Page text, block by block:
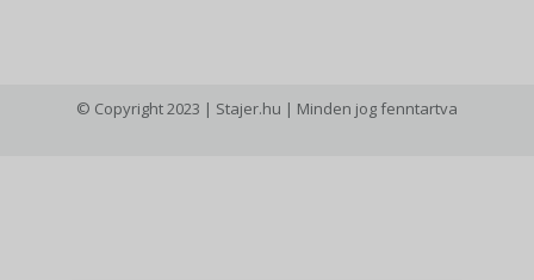
© Copyright 2023 | Stajer.hu | Minden jog fenntartva